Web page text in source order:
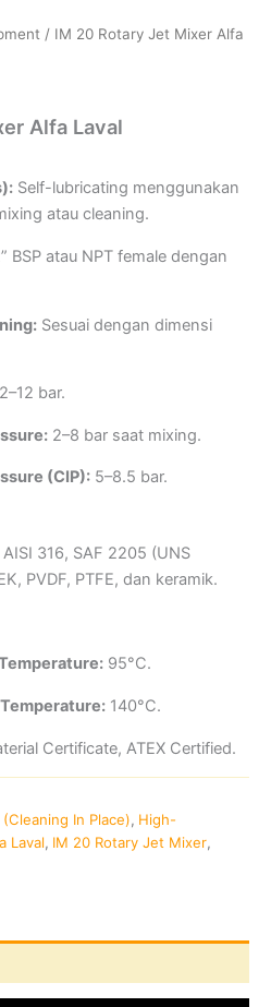
/ IM 20 Rotary Jet Mixer Alfa
Alfa Laval
Self-lubricating menggunakan
atau cleaning.
BSP atau NPT female dengan
Sesuai dengan dimensi
bar.
2–8 bar saat mixing.
(CIP):5–8.5 bar.
316, SAF 2205 (UNS
PVDF, PTFE, dan keramik.
95°C.
140°C.
Certificate, ATEX Certified.
(Cleaning In Place), High-
Laval, IM 20 Rotary Jet Mixer,